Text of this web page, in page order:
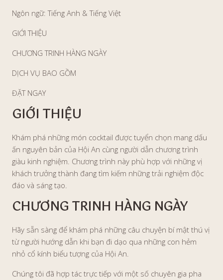
Ngôn ngữ: Tiếng Anh & Tiếng Việt
GIỚI THIỆU
CHƯƠNG TRINH HÀNG NGÀY
DỊCH VỤ BAO GỒM
ĐẶT NGAY
GIỚI THIỆU
Khám phá những món cocktail được tuyển chọn mang dấu
ấn nguyên bản của Hội An cùng người dẫn chương trình
giàu kinh nghiệm. Chương trình này phù hợp với những vị
khách trưởng thành đang tìm kiếm những trải nghiệm độc
đáo và sáng tạo.
CHƯƠNG TRINH HÀNG NGÀY
Hãy sẵn sàng để khám phá những câu chuyện bí mật thú vị
từ người hướng dẫn khi bạn đi dạo qua những con hẻm
nhỏ cổ kính biểu tượng của Hội An.
Chúng tôi đã hợp tác trực tiếp với một số chuyên gia pha